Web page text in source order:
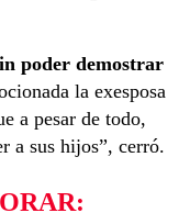
poder demostrar
la exesposa
a pesar de todo,
a sus hijos”, cerró.